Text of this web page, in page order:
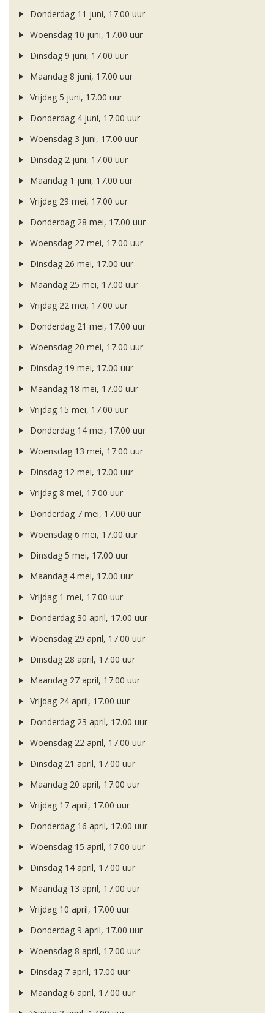
Donderdag 11 juni, 17.00 uur
Woensdag 10 juni, 17.00 uur
Dinsdag 9 juni, 17.00 uur
Maandag 8 juni, 17.00 uur
Vrijdag 5 juni, 17.00 uur
Donderdag 4 juni, 17.00 uur
Woensdag 3 juni, 17.00 uur
Dinsdag 2 juni, 17.00 uur
Maandag 1 juni, 17.00 uur
Vrijdag 29 mei, 17.00 uur
Donderdag 28 mei, 17.00 uur
Woensdag 27 mei, 17.00 uur
Dinsdag 26 mei, 17.00 uur
Maandag 25 mei, 17.00 uur
Vrijdag 22 mei, 17.00 uur
Donderdag 21 mei, 17.00 uur
Woensdag 20 mei, 17.00 uur
Dinsdag 19 mei, 17.00 uur
Maandag 18 mei, 17.00 uur
Vrijdag 15 mei, 17.00 uur
Donderdag 14 mei, 17.00 uur
Woensdag 13 mei, 17.00 uur
Dinsdag 12 mei, 17.00 uur
Vrijdag 8 mei, 17.00 uur
Donderdag 7 mei, 17.00 uur
Woensdag 6 mei, 17.00 uur
Dinsdag 5 mei, 17.00 uur
Maandag 4 mei, 17.00 uur
Vrijdag 1 mei, 17.00 uur
Donderdag 30 april, 17.00 uur
Woensdag 29 april, 17.00 uur
Dinsdag 28 april, 17.00 uur
Maandag 27 april, 17.00 uur
Vrijdag 24 april, 17.00 uur
Donderdag 23 april, 17.00 uur
Woensdag 22 april, 17.00 uur
Dinsdag 21 april, 17.00 uur
Maandag 20 april, 17.00 uur
Vrijdag 17 april, 17.00 uur
Donderdag 16 april, 17.00 uur
Woensdag 15 april, 17.00 uur
Dinsdag 14 april, 17.00 uur
Maandag 13 april, 17.00 uur
Vrijdag 10 april, 17.00 uur
Donderdag 9 april, 17.00 uur
Woensdag 8 april, 17.00 uur
Dinsdag 7 april, 17.00 uur
Maandag 6 april, 17.00 uur